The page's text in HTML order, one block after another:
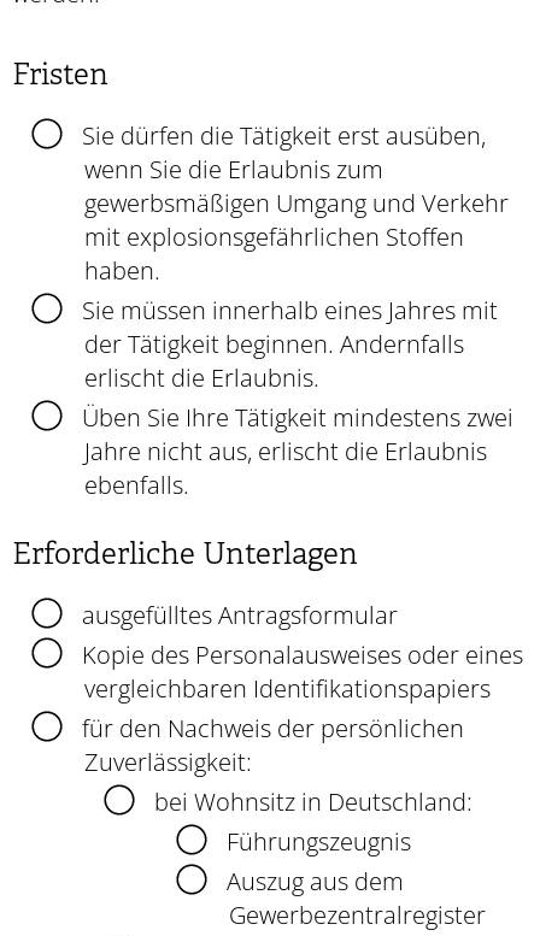
Fristen
Sie dürfen die Tätigkeit erst ausüben,
wenn Sie die Erlaubnis zum
gewerbsmäßigen Umgang und Verkehr
mit explosionsgefährlichen Stoffen
haben.
Sie müssen innerhalb eines Jahres mit
der Tätigkeit beginnen. Andernfalls
erlischt die Erlaubnis.
Üben Sie Ihre Tätigkeit mindestens zwei
Jahre nicht aus, erlischt die Erlaubnis
ebenfalls.
Erforderliche Unterlagen
ausgefülltes Antragsformular
Kopie des Personalausweises oder eines
vergleichbaren Identifikationspapiers
für den Nachweis der persönlichen
Zuverlässigkeit:
bei Wohnsitz in Deutschland:
Führungszeugnis
Auszug aus dem
Gewerbezentralregister